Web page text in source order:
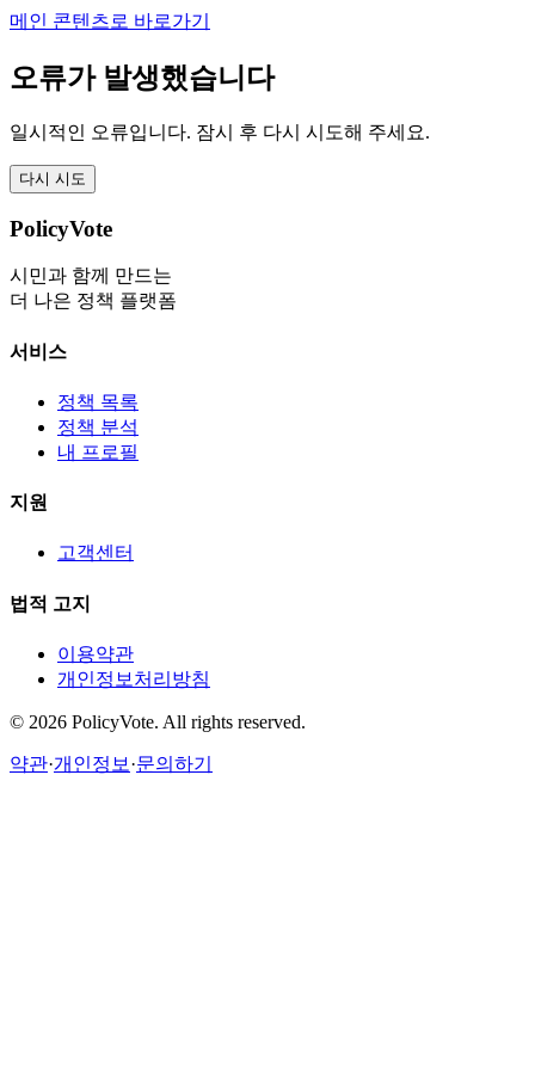
메인 콘텐츠로 바로가기
오류가 발생했습니다
일시적인 오류입니다. 잠시 후 다시 시도해 주세요.
다시 시도
PolicyVote
시민과 함께 만드는
더 나은 정책 플랫폼
서비스
정책 목록
정책 분석
내 프로필
지원
고객센터
법적 고지
이용약관
개인정보처리방침
© 2026 PolicyVote. All rights reserved.
약관·개인정보 ·문의하기